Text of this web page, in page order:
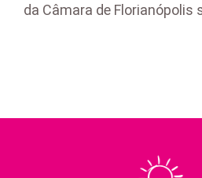
da Câmara de Florianópolis